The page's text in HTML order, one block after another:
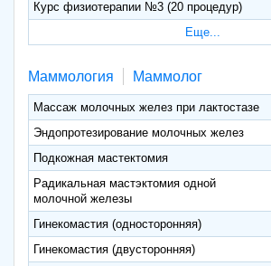
Курс физиотерапии №3 (20 процедур)
Еще...
Маммология Маммолог
Массаж молочных желез при лактостазе
Эндопротезирование молочных желез
Подкожная мастектомия
Радикальная мастэктомия одной
молочной железы
Гинекомастия (односторонняя)
Гинекомастия (двусторонняя)